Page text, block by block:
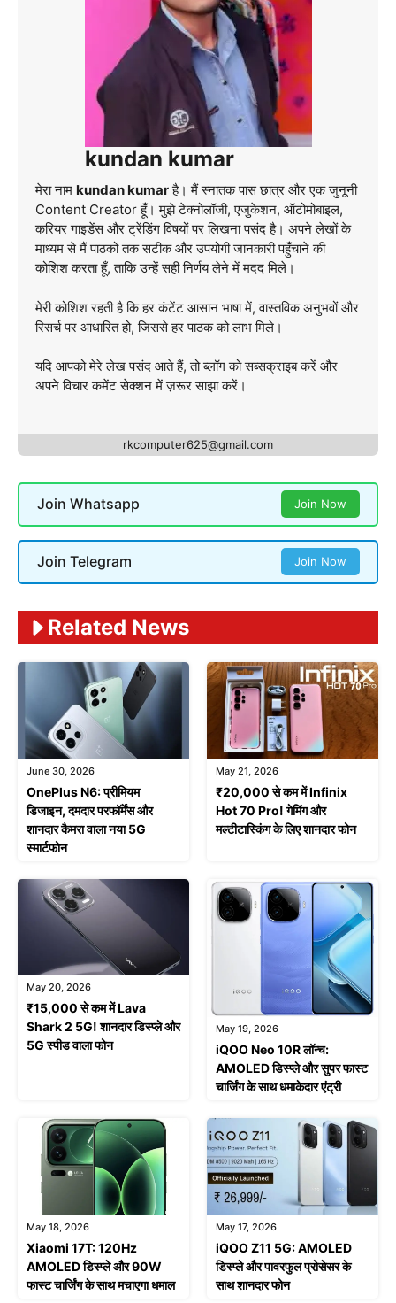
kundan kumar
मेरा नाम kundan kumarहै। मैं स्नातक पास छात्र और एक जुनूनी
Content Creator हूँ। मुझे टेक्नोलॉजी, एजुकेशन, ऑटोमोबाइल,
करियर गाइडेंस और ट्रेंडिंग विषयों पर लिखना पसंद है। अपने लेखों के
माध्यम से मैं पाठकों तक सटीक और उपयोगी जानकारी पहुँचाने की
कोशिश करता हूँ, ताकि उन्हें सही निर्णय लेने में मदद मिले।
मेरी कोशिश रहती है कि हर कंटेंट आसान भाषा में, वास्तविक अनुभवों और
रिसर्च पर आधारित हो, जिससे हर पाठक को लाभ मिले।
यदि आपको मेरे लेख पसंद आते हैं, तो ब्लॉग को सब्सक्राइब करें और
अपने विचार कमेंट सेक्शन में ज़रूर साझा करें।
rkcomputer625@gmail.com
Join Whatsapp Join Now
Join Telegram Join Now
Related News
June 30, 2026
OnePlus N6: प्रीमियम
डिजाइन, दमदार परफॉर्मेंस और
शानदार कैमरा वाला नया 5G
स्मार्टफोन
May 21, 2026
₹20,000 से कम में Infinix
Hot 70 Pro! गेमिंग और
मल्टीटास्किंग के लिए शानदार फोन
May 20, 2026
₹15,000 से कम में Lava
Shark 2 5G! शानदार डिस्प्ले और
5G स्पीड वाला फोन
May 19, 2026
iQOO Neo 10R लॉन्च:
AMOLED डिस्प्ले और सुपर फास्ट
चार्जिंग के साथ धमाकेदार एंट्री
May 18, 2026
Xiaomi 17T: 120Hz
AMOLED डिस्प्ले और 90W
फास्ट चार्जिंग के साथ मचाएगा धमाल
May 17, 2026
iQOO Z11 5G: AMOLED
डिस्प्ले और पावरफुल प्रोसेसर के
साथ शानदार फोन